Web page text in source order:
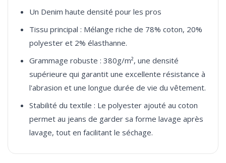
Un Denim haute densité pour les pros
Tissu principal : Mélange riche de 78% coton, 20%
polyester et 2% élasthanne.
Grammage robuste : 380g/m², une densité
supérieure qui garantit une excellente résistance à
l'abrasion et une longue durée de vie du vêtement.
Stabilité du textile : Le polyester ajouté au coton
permet au jeans de garder sa forme lavage après
lavage, tout en facilitant le séchage.